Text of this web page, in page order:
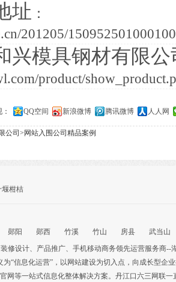
址 ：
201205/
兴模具钢材有限
product/
QQ空间 新浪微博 腾讯微博 人人网
公司>网站入围公司精品案例
堰柑桔
郧阳 郧西 竹溪 竹山 房县
武当山
修设计、 产品推广、 手机移动商务领先运营服务商--
为“信息化运营”，以网站建设为切入点，向成长型企
网等一站式信息化整体解决方案。丹江口六三网联